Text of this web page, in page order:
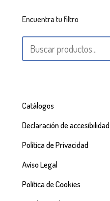
Encuentra tu filtro
Catálogos
Declaración de accesibilidad
Política de Privacidad
Aviso Legal
Política de Cookies